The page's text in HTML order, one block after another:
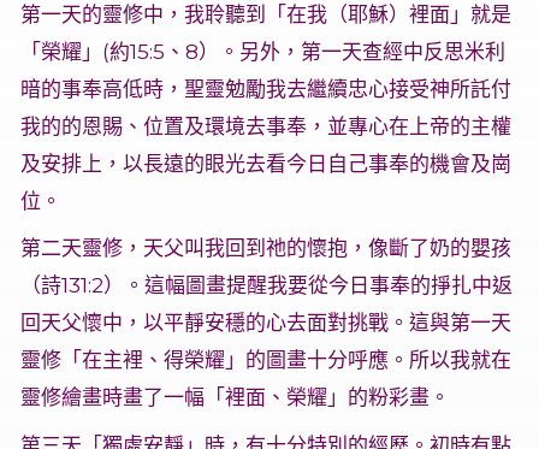
第一天的靈修中，我聆聽到「在我（耶穌）裡面」就是
「榮耀」(約15:5、8）。另外，第一天查經中反思米利
暗的事奉高低時，聖靈勉勵我去繼續忠心接受神所託付
我的的恩賜、位置及環境去事奉，並專心在上帝的主權
及安排上，以長遠的眼光去看今日自己事奉的機會及崗
位。
第二天靈修，天父叫我回到祂的懷抱，像斷了奶的嬰孩
（詩131:2）。這幅圖畫提醒我要從今日事奉的掙扎中返
回天父懷中，以平靜安穩的心去面對挑戰。這與第一天
靈修「在主裡、得榮耀」的圖畫十分呼應。所以我就在
靈修繪畫時畫了一幅「裡面、榮耀」的粉彩畫。